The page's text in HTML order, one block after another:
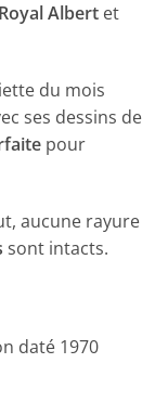
Royal Albert et
du mois
ses dessins de
pour
aucune rayure
sont intacts.
daté 1970